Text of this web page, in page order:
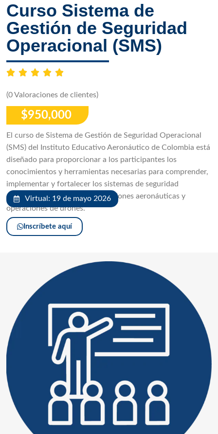
Curso Sistema de
Gestión de Seguridad
Operacional (SMS)
(0 Valoraciones de clientes)
$950,000
El curso de Sistema de Gestión de Seguridad Operacional
(SMS) del Instituto Educativo Aeronáutico de Colombia está
diseñado para proporcionar a los participantes los
conocimientos y herramientas necesarias para comprender,
implementar y fortalecer los sistemas de seguridad
operacional dentro de organizaciones aeronáuticas y
operaciones de drones.
Virtual: 19 de mayo 2026
Inscríbete aquí